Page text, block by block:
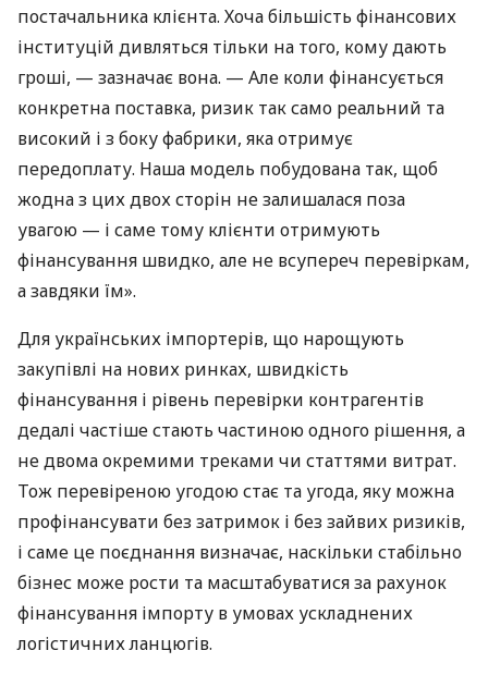
постачальника клієнта. Хоча більшість фінансових
інституцій дивляться тільки на того, кому дають
гроші, — зазначає вона. — Але коли фінансується
конкретна поставка, ризик так само реальний та
високий і з боку фабрики, яка отримує
передоплату. Наша модель побудована так, щоб
жодна з цих двох сторін не залишалася поза
увагою — і саме тому клієнти отримують
фінансування швидко, але не всупереч перевіркам,
а завдяки їм».
Для українських імпортерів, що нарощують
закупівлі на нових ринках, швидкість
фінансування і рівень перевірки контрагентів
дедалі частіше стають частиною одного рішення, а
не двома окремими треками чи статтями витрат.
Тож перевіреною угодою стає та угода, яку можна
профінансувати без затримок і без зайвих ризиків,
і саме це поєднання визначає, наскільки стабільно
бізнес може рости та масштабуватися за рахунок
фінансування імпорту в умовах ускладнених
логістичних ланцюгів.